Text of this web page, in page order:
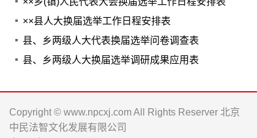
××县人大换届选举工作日程安排表
县、乡两级人大代表换届选举问卷调查表
县、乡两级人大换届选举调研成果应用表
Copyright © www.npcxj.com All Rights Reserver 北京
中民法智文化发展有限公司